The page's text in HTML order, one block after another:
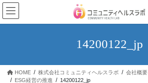
コ
ン
テ
ス
ナ
ビ
ゲ
ン
14200122_jp
HOME 株式会社コミュニティヘルスラボ 会社概要
ESG経営の推進
14200122_jp